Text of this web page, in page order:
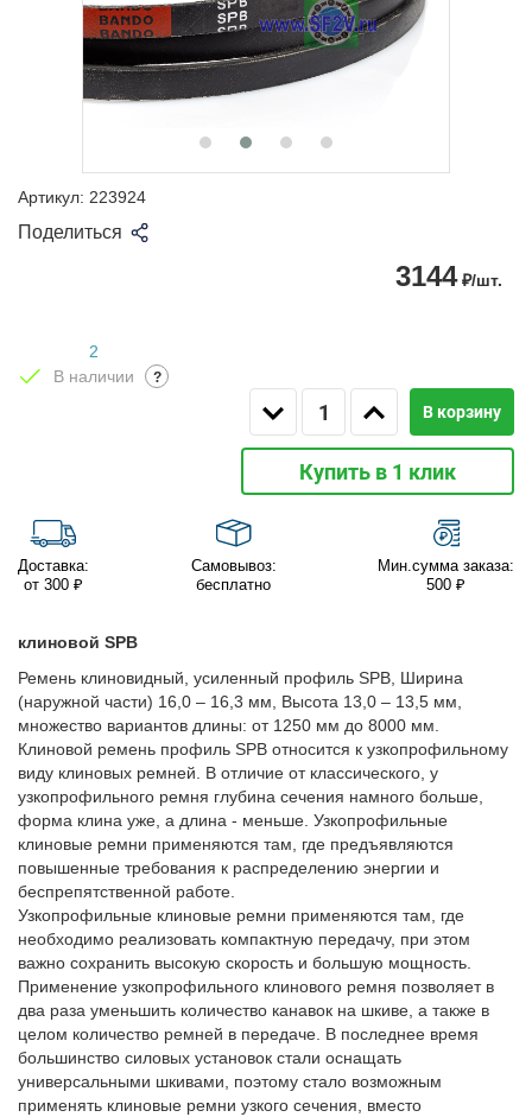
Артикул: 223924
Поделиться
3144₽/шт.
2
В наличии
?
В корзину
Купить в 1 клик
Доставка:
от 300 ₽
Самовывоз:
бесплатно
Мин.сумма заказа:
500 ₽
клиновой SPB
Ремень клиновидный, усиленный профиль SPB, Ширина
(наружной части) 16,0 – 16,3 мм, Высота 13,0 – 13,5 мм,
множество вариантов длины: от 1250 мм до 8000 мм.
Клиновой ремень профиль SPB относится к узкопрофильному
виду клиновых ремней. В отличие от классического, у
узкопрофильного ремня глубина сечения намного больше,
форма клина уже, а длина - меньше. Узкопрофильные
клиновые ремни применяются там, где предъявляются
повышенные требования к распределению энергии и
беспрепятственной работе.
Узкопрофильные клиновые ремни применяются там, где
необходимо реализовать компактную передачу, при этом
важно сохранить высокую скорость и большую мощность.
Применение узкопрофильного клинового ремня позволяет в
два раза уменьшить количество канавок на шкиве, а также в
целом количество ремней в передаче. В последнее время
большинство силовых установок стали оснащать
универсальными шкивами, поэтому стало возможным
применять клиновые ремни узкого сечения, вместо